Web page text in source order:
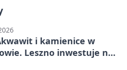
i kamienice w
Leszno inwestuje na